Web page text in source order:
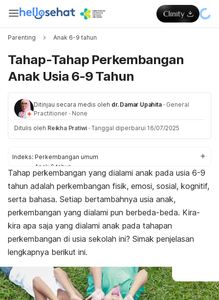
Parenting Anak 6-9 tahun
Tahap-Tahap Perkembangan
Anak Usia 6-9 Tahun
Ditinjau secara medis oleh dr. Damar Upahita · General
Practitioner · None
Ditulis oleh Reikha Pratiwi · Tanggal diperbarui 16/07/2025
Indeks: Perkembangan umum
Anak 6 tahun
Anak 7 tahun
Anak 8 tahun
Anak 9 tahun
Tahap perkembangan yang dialami anak pada usia 6-9
tahun adalah perkembangan fisik, emosi, sosial, kognitif,
serta bahasa. Setiap bertambahnya usia anak,
perkembangan yang dialami pun berbeda-beda. Kira-
kira apa saja yang dialami anak pada tahapan
perkembangan di usia sekolah ini? Simak penjelasan
lengkapnya berikut ini.